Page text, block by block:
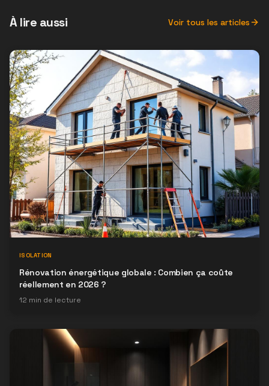
À lire aussi Voir tous les articles
ISOLATION
Rénovation énergétique globale : Combien ça coûte
réellement en 2026 ?
12 min de lecture